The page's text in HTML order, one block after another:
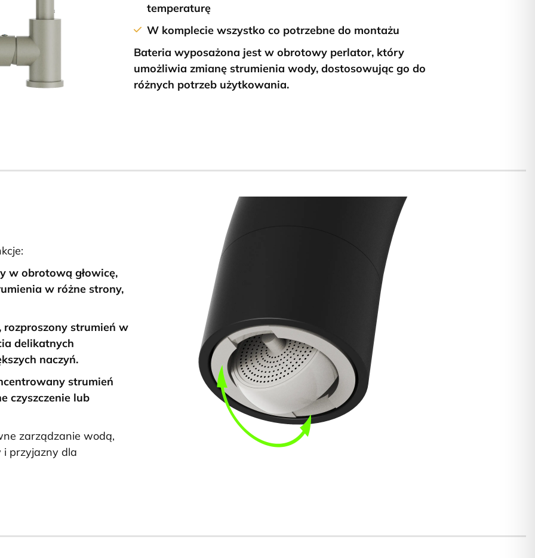
temperaturę
W komplecie wszystko co potrzebne do montażu
Bateria wyposażona jest w obrotowy perlator, który
umożliwia zmianę strumienia wody, dostosowując go do
różnych potrzeb użytkowania.
w obrotową głowicę,
w różne strony,
rozproszony strumień w
delikatnych
naczyń.
strumień
czyszczenie lub
zarządzanie wodą,
i przyjazny dla